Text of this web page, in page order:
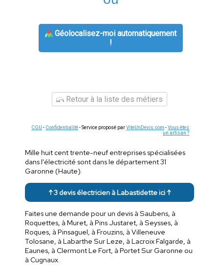
Géolocalisez-moi automatiquement
!
Retour à la liste des métiers
CGU - Confidentialité- Service proposé parViteUnDevis.com -Vous êtes
un artisan ?
Mille huit cent trente-neuf entreprises spécialisées
dans l'électricité sont dans le département 31
Garonne (Haute).
↑ 3 devis électricien à Labastidette ici ↑
Faites une demande pour un devis à Saubens, à
Roquettes, à Muret, à Pins Justaret, à Seysses, à
Roques, à Pinsaguel, à Frouzins, à Villeneuve
Tolosane, à Labarthe Sur Leze, à Lacroix Falgarde, à
Eaunes, à Clermont Le Fort, à Portet Sur Garonne ou
à Cugnaux.